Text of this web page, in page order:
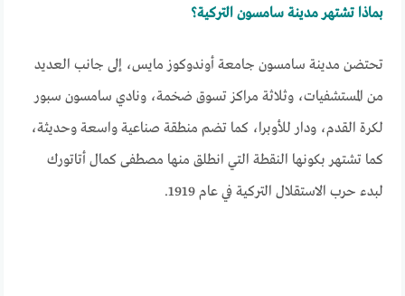
بماذا تشتهر مدينة سامسون التركية؟
تحتضن مدينة سامسون جامعة أوندوكوز مايس، إلى جانب العديد
من المستشفيات، وثلاثة مراكز تسوق ضخمة، ونادي سامسون سبور
لكرة القدم، ودار للأوبرا، كما تضم منطقة صناعية واسعة وحديثة،
كما تشتهر بكونها النقطة التي انطلق منها مصطفى كمال أتاتورك
لبدء حرب الاستقلال التركية في عام 1919.